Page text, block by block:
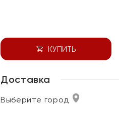
КУПИТЬ
Доставка
Выберите город